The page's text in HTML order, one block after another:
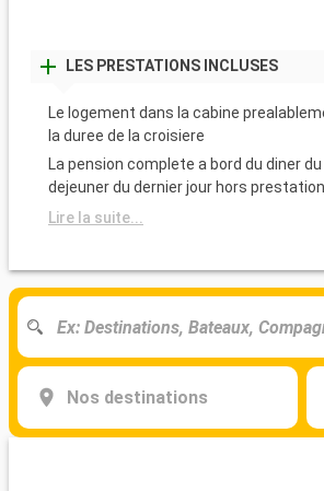
LES PRESTATIONS INCLUSES
Le logement dans la cabine
la duree de la croisiere
La pension complete a bord du diner
dejeuner du dernier jour hors
Lire la suite...
Nos destinations